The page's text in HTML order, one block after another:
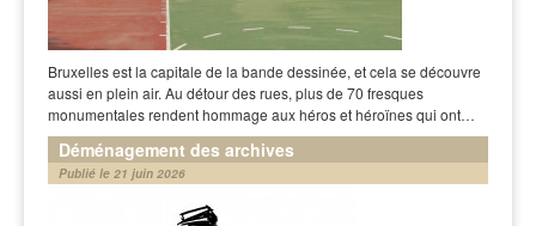
Bruxelles est la capitale de la bande dessinée, et cela se découvre
aussi en plein air. Au détour des rues, plus de 70 fresques
monumentales rendent hommage aux héros et héroïnes qui ont…
Déménagement des archives
Publié le 21 juin 2026